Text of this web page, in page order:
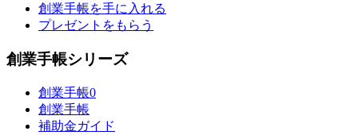
創業手帳を手に入れる
プレゼントをもらう
創業手帳シリーズ
創業手帳0
創業手帳
補助金ガイド